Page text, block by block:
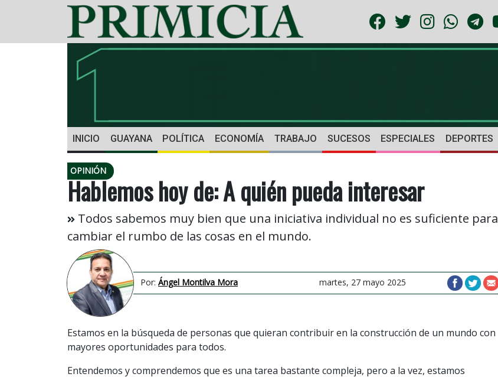
INICIO GUAYANA POLÍTICA ECONOMÍA TRABAJO SUCESOS ESPECIALES DEPORTES
OPINIÓN
Hablemos hoy de: A quién pueda interesar
Todos sabemos muy bien que una iniciativa individual no es suficiente para
cambiar el rumbo de las cosas en el mundo.
Por: Ángel Montilva Mora martes, 27 mayo 2025
Estamos en la búsqueda de personas que quieran contribuir en la construcción de un mundo con
mayores oportunidades para todos.
Entendemos y comprendemos que es una tarea bastante compleja, pero a la vez, estamos